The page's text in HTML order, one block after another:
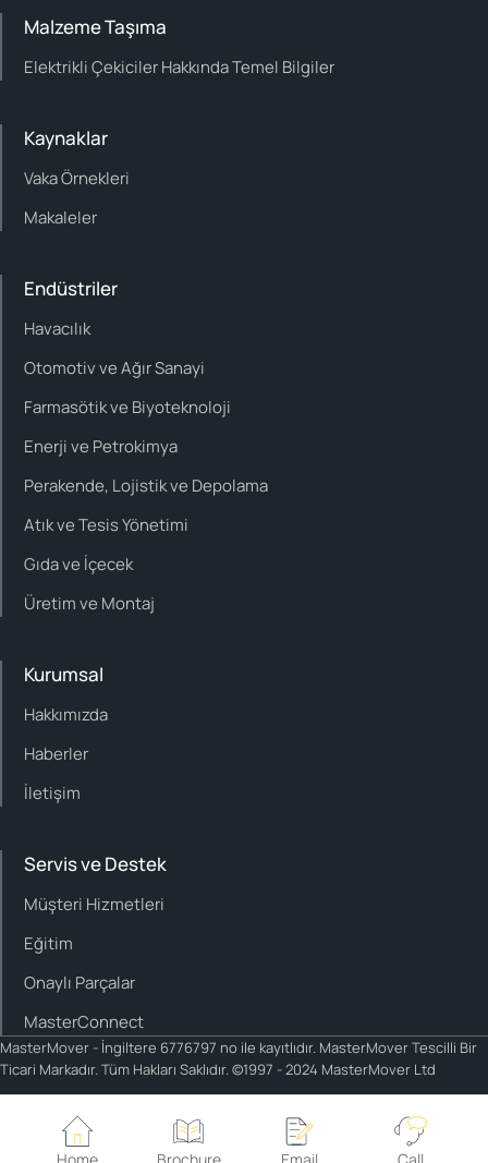
Malzeme Taşıma
Elektrikli Çekiciler Hakkında Temel Bilgiler
Kaynaklar
Vaka Örnekleri
Makaleler
Endüstriler
Havacılık
Otomotiv ve Ağır Sanayi
Farmasötik ve Biyoteknoloji
Enerji ve Petrokimya
Perakende, Lojistik ve Depolama
Atık ve Tesis Yönetimi
Gıda ve İçecek
Üretim ve Montaj
Kurumsal
Hakkımızda
Haberler
İletişim
Servis ve Destek
Müşteri Hizmetleri
Eğitim
Onaylı Parçalar
MasterConnect
MasterMover - İngiltere 6776797 no ile kayıtlıdır. MasterMover Tescilli Bir
Ticari Markadır. Tüm Hakları Saklıdır. ©1997 - 2024 MasterMover Ltd
Cookie policy Privacy policy